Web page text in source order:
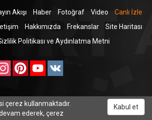
Akışı Haber Fotoğraf Video
Canlı İzle
Hakkımızda Frekanslar
Site Haritası
Politikası ve Aydınlatma Metni
InstagramPinterestYouTube
çerez kullanmaktadır.
ederek, çerez
Kabul et